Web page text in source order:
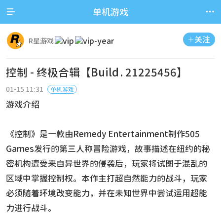
 单机游戏 
 关注
R星游戏
控制 - 终极合辑【Build.21225456】
01-15 11:31 单机游戏
游戏介绍
《控制》是一款由Remedy Entertainment制作505
Games发行的第三人称冒险游戏，故事描述在纽约的秘
密机构遭受来自异世界的侵袭后，玩家将试图于混乱的
区域中掌握控制权。本作主打超自然能力的战斗，玩家
必须随着环境改变能力，并在未知世界中尝试运用超能
力进行战斗。